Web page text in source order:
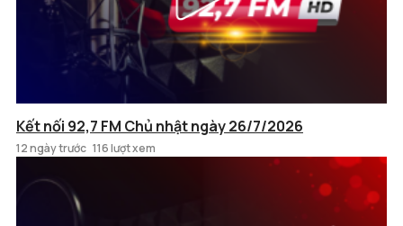
Kết nối 92,7 FM Chủ nhật ngày 26/7/2026
12 ngày trước 116 lượt xem